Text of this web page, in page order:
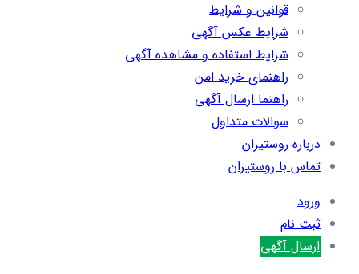
قوانین و شرایط
شرایط عکس آگهی
شرایط استفاده و مشاهده آگهی
راهنمای خرید امن
راهنما ارسال آگهی
سوالات متداول
درباره روستیران
تماس با روستیران
ورود
ثبت نام
ارسال آگهی